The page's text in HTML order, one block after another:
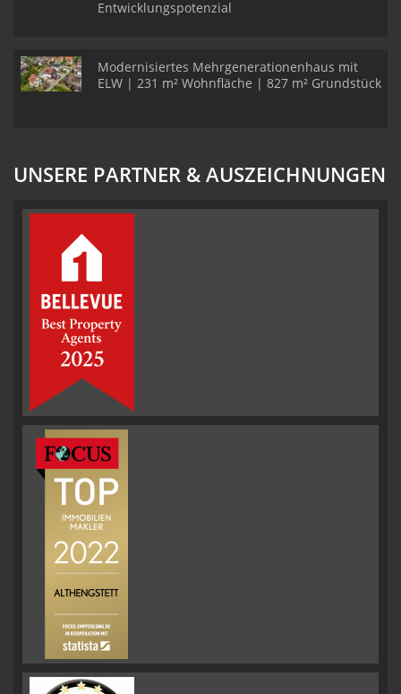
Entwicklungspotenzial
Modernisiertes Mehrgenerationenhaus mit
ELW | 231 m² Wohnfläche | 827 m² Grundstück
UNSERE PARTNER & AUSZEICHNUNGEN